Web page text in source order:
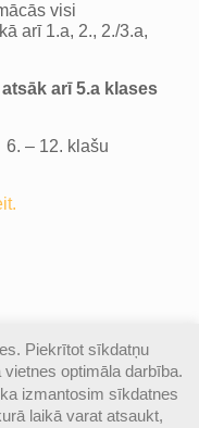
visi
arī 1.a, 2., 2./3.a,
arī 5.a klases
– 12. klašu
| Visas
Piekrītot sīkdatņu
optimāla darbība.
izmantosim sīkdatnes
laikā varat atsaukt,